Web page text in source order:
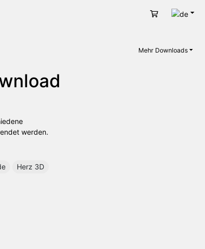
Warenkorb
Mehr Downloads
werden.
Herz 3D